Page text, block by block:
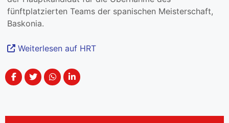
fünftplatzierten Teams der spanischen Meisterschaft,
Baskonia.
Weiterlesen auf HRT